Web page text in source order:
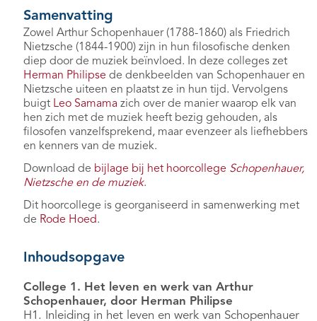
Samenvatting
Zowel Arthur Schopenhauer (1788-1860) als Friedrich
Nietzsche (1844-1900) zijn in hun filosofische denken
diep door de muziek beïnvloed. In deze colleges zet
Herman Philipse de denkbeelden van Schopenhauer en
Nietzsche uiteen en plaatst ze in hun tijd. Vervolgens
buigt Leo Samama zich over de manier waarop elk van
hen zich met de muziek heeft bezig gehouden, als
filosofen vanzelfsprekend, maar evenzeer als liefhebbers
en kenners van de muziek.
Download de bijlage bij het hoorcollege Schopenhauer,
Nietzsche en de muziek.
Dit hoorcollege is georganiseerd in samenwerking met
de Rode Hoed.
Inhoudsopgave
College 1. Het leven en werk van Arthur
Schopenhauer, door Herman Philipse
H1. Inleiding in het leven en werk van Schopenhauer